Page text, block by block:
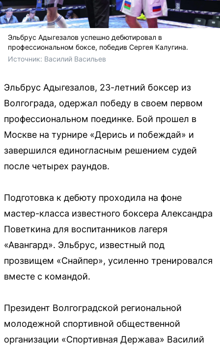
Эльбрус Адыгезалов успешно дебютировал в
профессиональном боксе, победив Сергея Калугина.
Источник: Василий Васильев
Эльбрус Адыгезалов, 23-летний боксер из
Волгограда, одержал победу в своем первом
профессиональном поединке. Бой прошел в
Москве на турнире «Дерись и побеждай» и
завершился единогласным решением судей
после четырех раундов.
Подготовка к дебюту проходила на фоне
мастер-класса известного боксера Александра
Поветкина для воспитанников лагеря
«Авангард». Эльбрус, известный под
прозвищем «Снайпер», усиленно тренировался
вместе с командой.
Президент Волгоградской региональной
молодежной спортивной общественной
организации «Спортивная Держава» Василий